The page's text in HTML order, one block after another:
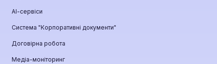
АІ-сервіси
Система "Корпоративні документи"
Договірна робота
Медіа-моніторинг